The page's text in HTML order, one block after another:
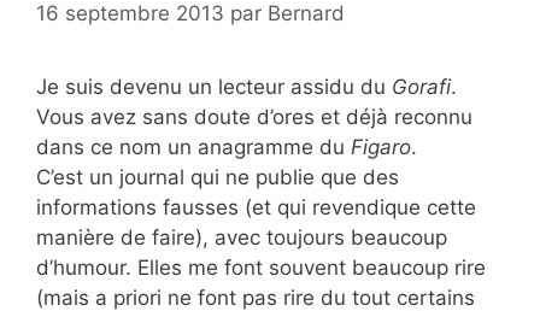
16 septembre 2013 par Bernard
Je suis devenu un lecteur assidu du Gorafi.
Vous avez sans doute d’ores et déjà reconnu
dans ce nom un anagramme du Figaro.
C’est un journal qui ne publie que des
informations fausses (et qui revendique cette
manière de faire), avec toujours beaucoup
d’humour. Elles me font souvent beaucoup rire
(mais a priori ne font pas rire du tout certains